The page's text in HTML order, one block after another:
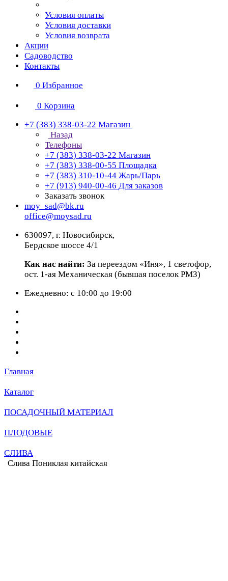
Условия оплаты
Условия доставки
Условия возврата
Акции
Садоводство
Контакты
0 Избранное
0 Корзина
+7 (383) 338-03-22 Магазин
Назад
Телефоны
+7 (383) 338-03-22 Магазин
+7 (383) 338-00-55 Площадка
+7 (383) 310-10-44 Жарь/Парь
+7 (913) 940-00-46 Для заказов
Заказать звонок
moy_sad@bk.ru
office@moysad.ru
630097, г. Новосибирск,
Бердское шоссе 4/1
Как нас найти: За переездом «Иня», 1 светофор,
ост. 1-ая Механическая (бывшая поселок РМЗ)
Ежедневно: с 10:00 до 19:00
Главная
Каталог
ПОСАДОЧНЫЙ МАТЕРИАЛ
ПЛОДОВЫЕ
СЛИВА
Слива Пониклая китайская